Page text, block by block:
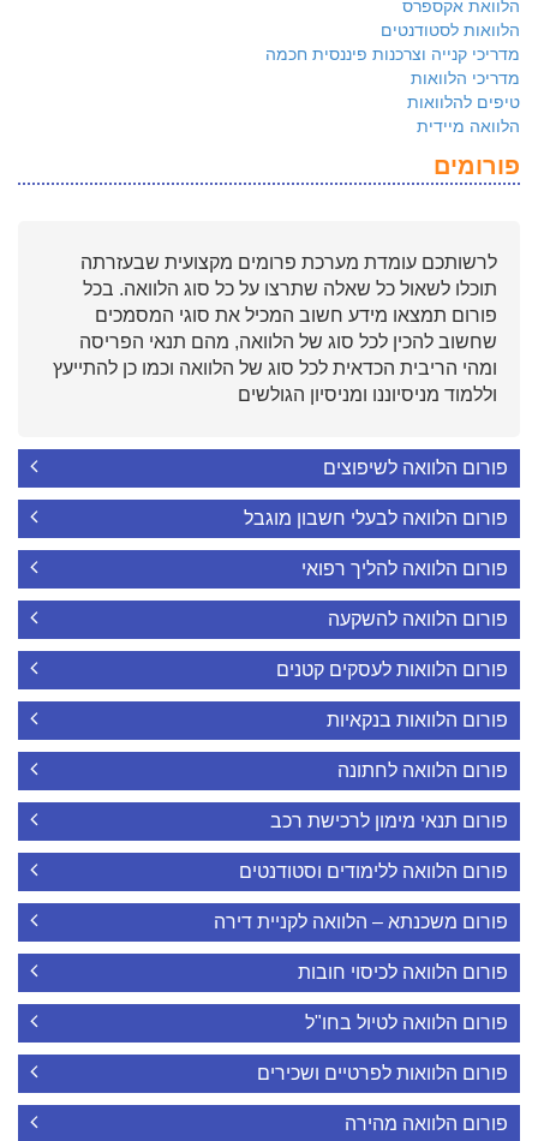
הלוואת אקספרס
הלוואות לסטודנטים
מדריכי קנייה וצרכנות פיננסית חכמה
מדריכי הלוואות
טיפים להלוואות
הלוואה מיידית
פורומים
לרשותכם עומדת מערכת פרומים מקצועית שבעזרתה
תוכלו לשאול כל שאלה שתרצו על כל סוג הלוואה. בכל
פורום תמצאו מידע חשוב המכיל את סוגי המסמכים
שחשוב להכין לכל סוג של הלוואה, מהם תנאי הפריסה
ומהי הריבית הכדאית לכל סוג של הלוואה וכמו כן להתייעץ
וללמוד מניסיוננו ומניסיון הגולשים
פורום הלוואה לשיפוצים
פורום הלוואה לבעלי חשבון מוגבל
פורום הלוואה להליך רפואי
פורום הלוואה להשקעה
פורום הלוואות לעסקים קטנים
פורום הלוואות בנקאיות
פורום הלוואה לחתונה
פורום תנאי מימון לרכישת רכב
פורום הלוואה ללימודים וסטודנטים
פורום משכנתא – הלוואה לקניית דירה
פורום הלוואה לכיסוי חובות
פורום הלוואה לטיול בחו"ל
פורום הלוואות לפרטיים ושכירים
פורום הלוואה מהירה